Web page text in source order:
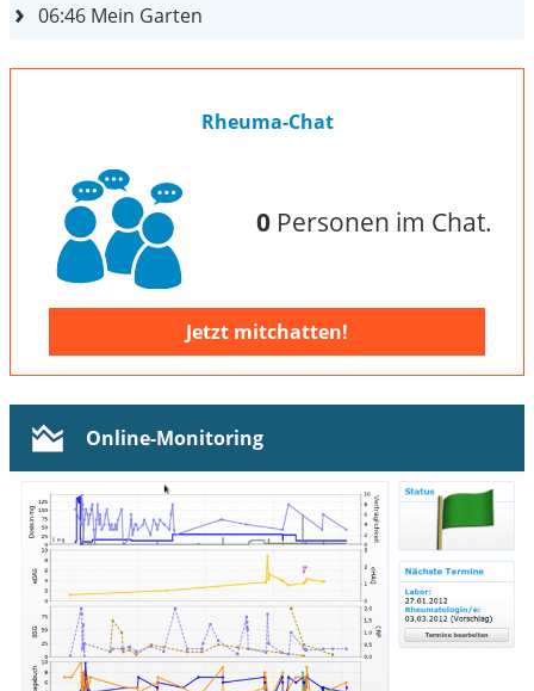
06:46 Mein Garten
Rheuma-Chat
0Personen im Chat.
Jetzt mitchatten!
Online-Monitoring